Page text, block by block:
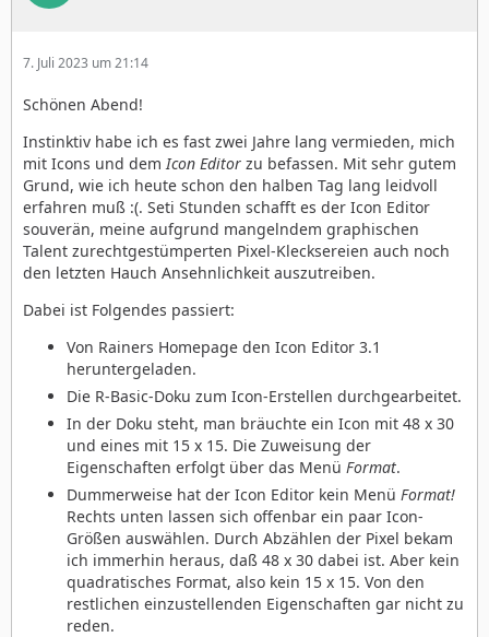
7. Juli 2023 um 21:14
Schönen Abend!
Instinktiv habe ich es fast zwei Jahre lang vermieden, mich
mit Icons und dem Icon Editor zu befassen. Mit sehr gutem
Grund, wie ich heute schon den halben Tag lang leidvoll
erfahren muß :(. Seti Stunden schafft es der Icon Editor
souverän, meine aufgrund mangelndem graphischen
Talent zurechtgestümperten Pixel-Klecksereien auch noch
den letzten Hauch Ansehnlichkeit auszutreiben.
Dabei ist Folgendes passiert:
Von Rainers Homepage den Icon Editor 3.1
heruntergeladen.
Die R-Basic-Doku zum Icon-Erstellen durchgearbeitet.
In der Doku steht, man bräuchte ein Icon mit 48 x 30
und eines mit 15 x 15. Die Zuweisung der
Eigenschaften erfolgt über das Menü Format.
Dummerweise hat der Icon Editor kein Menü Format!
Rechts unten lassen sich offenbar ein paar Icon-
Größen auswählen. Durch Abzählen der Pixel bekam
ich immerhin heraus, daß 48 x 30 dabei ist. Aber kein
quadratisches Format, also kein 15 x 15. Von den
restlichen einzustellenden Eigenschaften gar nicht zu
reden.